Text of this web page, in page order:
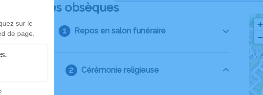
Déroulé des obsèques
Repos en salon funéraire
Cérémonie religieuse
+
−